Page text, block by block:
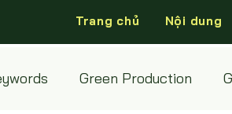
Trang chủ Nội dung
Green Production